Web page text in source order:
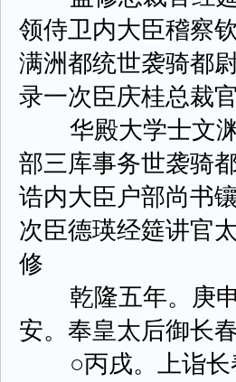
领侍卫内大臣稽察
满洲都统世袭骑都
录一次臣庆桂总裁
华殿大学士文渊
部三库事务世袭骑
诰内大臣户部尚书
次臣德瑛经筵讲官
修
乾隆五年。庚申
安。奉皇太后御长春
○丙戌。上诣长